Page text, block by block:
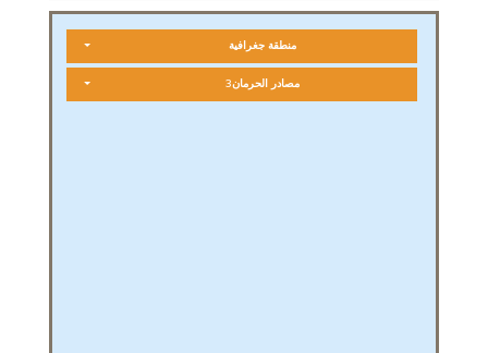
منطقة جغرافية
مصادر الحرمان3